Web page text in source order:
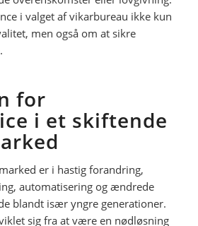
i valget af vikarbureau ikke kun
men også om at sikre
for
i et skiftende
er i hastig forandring,
automatisering og ændrede
blandt især yngre generationer.
sig fra at være en nødløsning